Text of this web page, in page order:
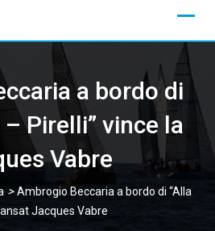
a bordo di
– Pirelli” vince la
Vabre
>Ambrogio Beccaria a bordo di “Alla
Jacques Vabre